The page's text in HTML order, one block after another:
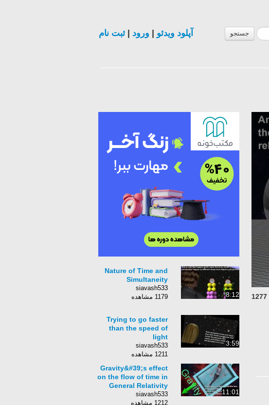
جستجو آپلود ویدئو ورود |ثبت نام
8:12
Nature of Time and
Simultaneity
siavash533
1179 مشاهده
3:59
Trying to go faster
than the speed of
light
siavash533
1211 مشاهده
11:01
Gravity&#39;s effect
on the flow of time in
General Relativity
siavash533
1212 مشاهده